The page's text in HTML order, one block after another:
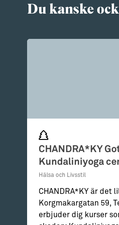
Du kanske
CHANDRA*KY
Kundaliniyoga
Hälsa och Livsstil
CHANDRA*KY är det
Korgmakargatan 59,
erbjuder dig kurser